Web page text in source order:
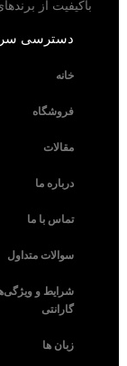
باکیفیت از
دسترسی
خانه
فروشگاه
مقالات
درباره ما
تماس با ما
سوالات متداول
شرایط و
گارانتی
زبان ها